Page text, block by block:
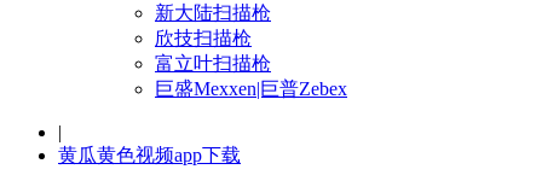
新大陆扫描枪
欣技扫描枪
富立叶扫描枪
巨盛Mexxen|巨普Zebex
|
黄瓜黄色视频app下载